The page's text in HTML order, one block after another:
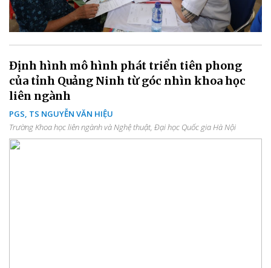
Định hình mô hình phát triển tiên phong
của tỉnh Quảng Ninh từ góc nhìn khoa học
liên ngành
PGS, TS NGUYỄN VĂN HIỆU
Trường Khoa học liên ngành và Nghệ thuật, Đại học Quốc gia Hà Nội